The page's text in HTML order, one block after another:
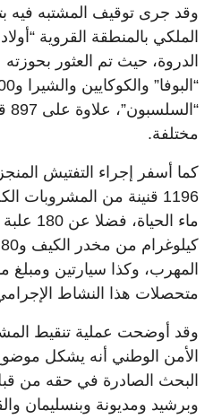
وقد جرى توقيف المشتبه فيه
الملكي بالمنطقة القروية
الدروة، حيث تم العثور
مختلفة.
كما أسفر إجراء التفتيش
المهرب، وكذا سيارتين
متحصلات هذا النشاط
وقد أوضحت عملية تنقيط
الأمن الوطني أنه يشكل
البحث الصادرة في حقه من
وبرشيد ومديونة وبنسليمان